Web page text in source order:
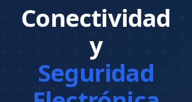
Conectividad
y
Seguridad